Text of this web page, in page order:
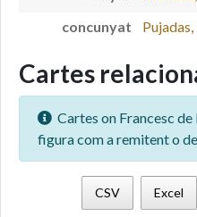
concunyat
Cartes
Cartes on Francesc de
figura com a remitent o
CSV Excel